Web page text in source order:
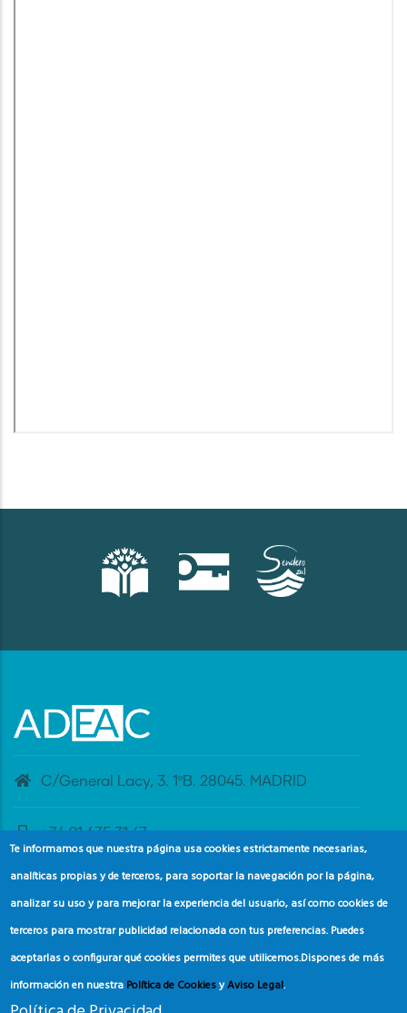
C/General Lacy, 3. 1ºB. 28045. MADRID
+34 91 435 31 47
banderaazul@adeac.es
Te informamos que nuestra página usa cookies estrictamente necesarias,
analíticas propias y de terceros, para soportar la navegación por la página,
analizar su uso y para mejorar la experiencia del usuario, así como cookies de
terceros para mostrar publicidad relacionada con tus preferencias. Puedes
aceptarlas o configurar qué cookies permites que utilicemos.Dispones de más
información en nuestra Política de CookiesyAviso Legal.